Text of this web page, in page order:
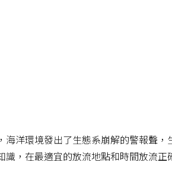
洋環境發出了生態系崩解的警報聲，
，在最適宜的放流地點和時間放流正